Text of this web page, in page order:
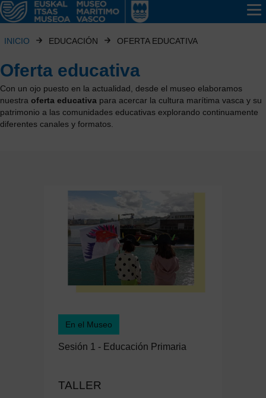
INICIO EDUCACIÓN OFERTA EDUCATIVA
Oferta educativa
Con un ojo puesto en la actualidad, desde el museo elaboramos
nuestra oferta educativa para acercar la cultura marítima vasca y su
patrimonio a las comunidades educativas explorando continuamente
diferentes canales y formatos.
En el Museo
Sesión 1 - Educación Primaria
TALLER